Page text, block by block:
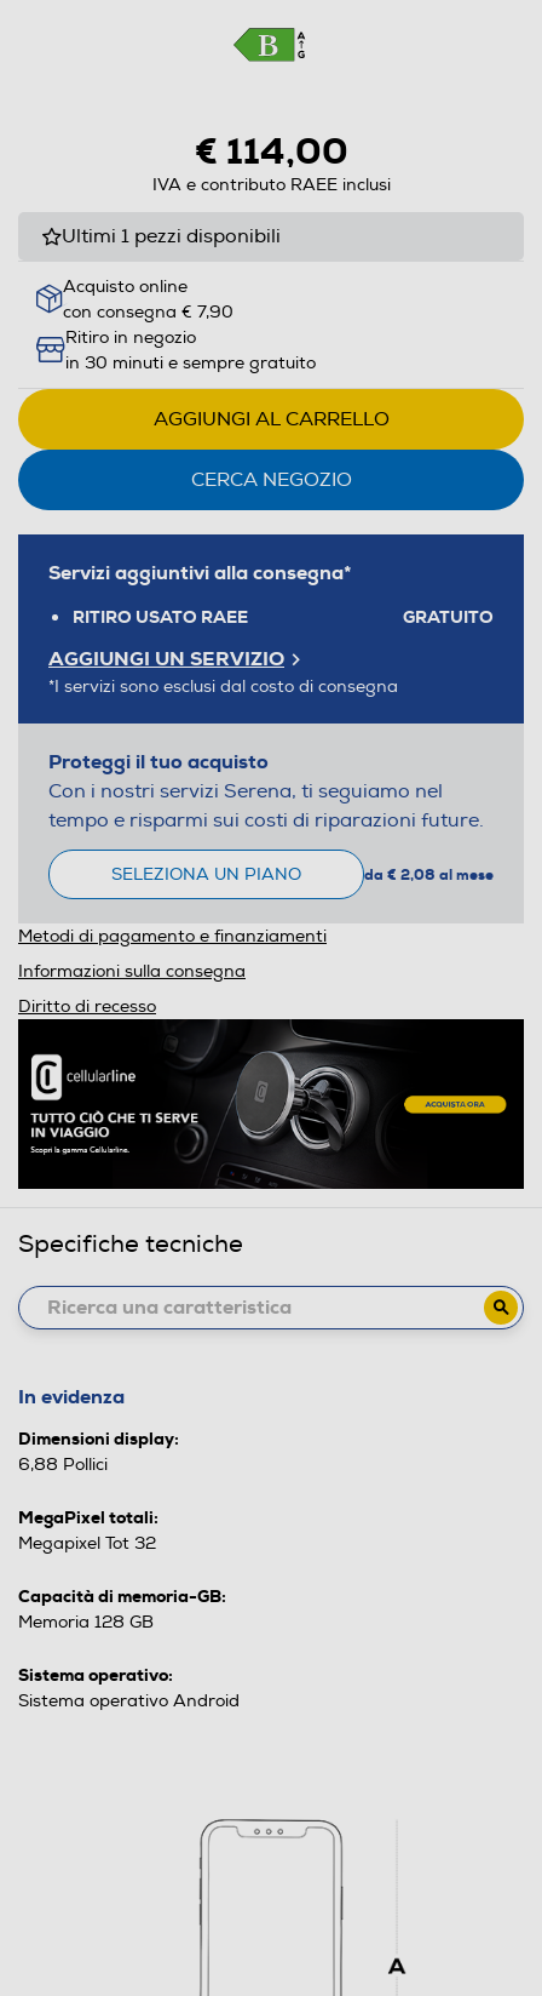
€ 114,00
IVA e contributo RAEE inclusi
Ultimi 1 pezzi disponibili
Acquisto online
con consegna € 7,90
Ritiro in negozio
in 30 minuti e sempre gratuito
AGGIUNGI AL CARRELLO
CERCA NEGOZIO
Servizi aggiuntivi alla consegna*
RITIRO USATO RAEE GRATUITO
AGGIUNGI UN SERVIZIO
*I servizi sono esclusi dal costo di consegna
Proteggi il tuo acquisto
Con i nostri servizi Serena, ti seguiamo nel
tempo e risparmi sui costi di riparazioni future.
SELEZIONA UN PIANO da € 2,08 al mese
Metodi di pagamento e finanziamenti
Informazioni sulla consegna
Diritto di recesso
Specifiche tecniche
In evidenza
Dimensioni display:
6,88 Pollici
MegaPixel totali:
Megapixel Tot 32
Capacità di memoria-GB:
Memoria 128 GB
Sistema operativo:
Sistema operativo Android